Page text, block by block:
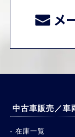
メ
中古車販売／車
在庫一覧